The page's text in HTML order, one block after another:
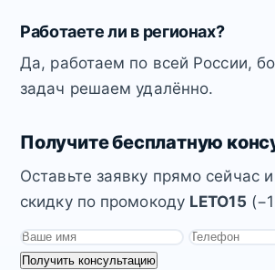
Работаете ли в регионах?
Да, работаем по всей России,
задач решаем удалённо.
Получите бесплатную
Оставьте заявку прямо сейчас
скидку по промокоду LETO15
Получить консультацию